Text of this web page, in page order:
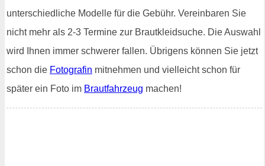
unterschiedliche Modelle für die Gebühr. Vereinbaren Sie
nicht mehr als 2-3 Termine zur Brautkleidsuche. Die Auswahl
wird Ihnen immer schwerer fallen. Übrigens können Sie jetzt
schon die Fotografin mitnehmen und vielleicht schon für
später ein Foto im Brautfahrzeug machen!